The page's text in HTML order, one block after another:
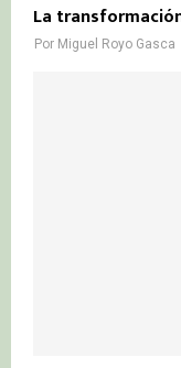
La
Por Miguel Royo Gasca